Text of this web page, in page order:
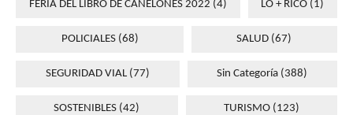
FERIA DEL LIBRO DE CANELONES 2022 (4) LO + RICO (1)
POLICIALES(68) SALUD (67)
SEGURIDAD VIAL(77) Sin Categoría (388)
SOSTENIBLES (42) TURISMO(123)